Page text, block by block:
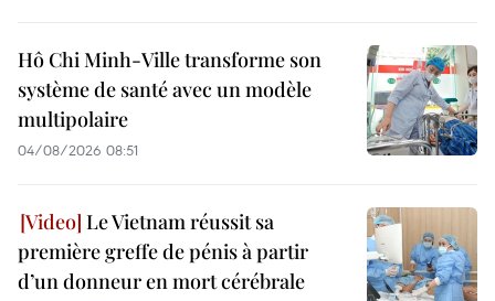
Hô Chi Minh-Ville transforme son
système de santé avec un modèle
multipolaire
04/08/2026 08:51
Le Vietnam réussit sa
première greffe de pénis à partir
d’un donneur en mort cérébrale